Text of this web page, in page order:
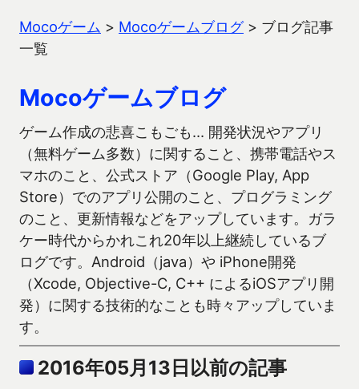
Mocoゲーム > Mocoゲームブログ> ブログ記事
一覧
Mocoゲームブログ
ゲーム作成の悲喜こもごも… 開発状況やアプリ
（無料ゲーム多数）に関すること、携帯電話やス
マホのこと、公式ストア（Google Play, App
Store）でのアプリ公開のこと、プログラミング
のこと、更新情報などをアップしています。ガラ
ケー時代からかれこれ20年以上継続しているブ
ログです。Android（java）や iPhone開発
（Xcode, Objective-C, C++ によるiOSアプリ開
発）に関する技術的なことも時々アップしていま
す。
2016年05月13日以前の記事